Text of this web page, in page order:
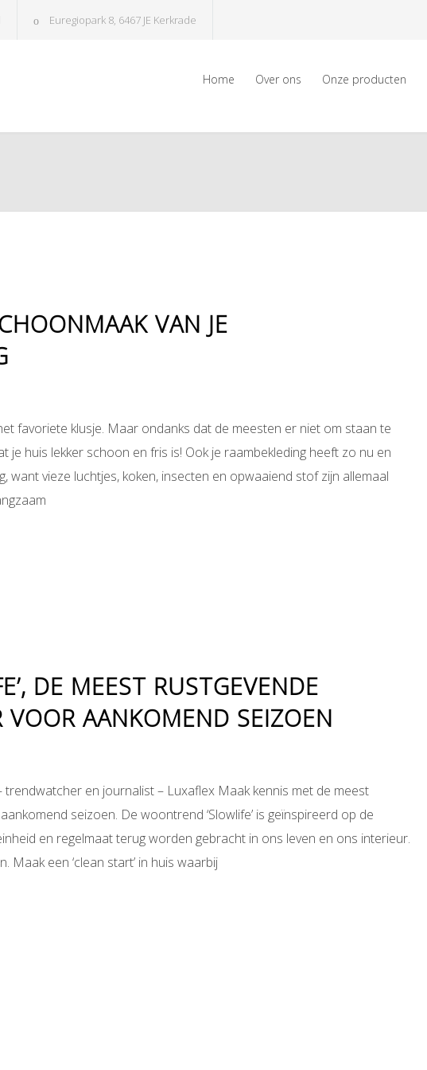
Euregiopark 8, 6467 JE Kerkrade
Home Over ons Onze producten
VAN JE
favoriete klusje. Maar ondanks dat de meesten er niet om staan te
je huis lekker schoon en fris is! Ook je raambekleding heeft zo nu en
want vieze luchtjes, koken, insecten en opwaaiend stof zijn allemaal
DE MEEST RUSTGEVENDE
VOOR AANKOMEND SEIZOEN
en journalist – Luxaflex Maak kennis met de meest
seizoen. De woontrend ‘Slowlife’ is geïnspireerd op de
en regelmaat terug worden gebracht in ons leven en ons interieur.
Maak een ‘clean start’ in huis waarbij